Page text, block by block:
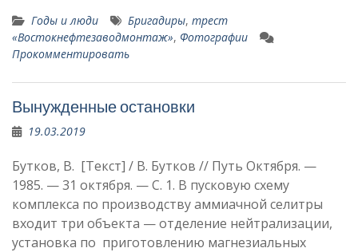
Годы и люди Бригадиры, трест
«Востокнефтезаводмонтаж», Фотографии
Прокомментировать
Вынужденные остановки
19.03.2019
Бутков, В. [Текст] / В. Бутков // Путь Октября. —
1985. — 31 октября. — С. 1. В пусковую схему
комплекса по производству аммиачной селитры
входит три объекта — отделение нейтрализации,
установка по приготовлению магнезиальных